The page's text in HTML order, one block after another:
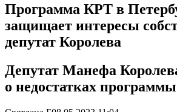
Программа КРТ в
защищает интересы
депутат Королева
Депутат Манефа
о недостатках